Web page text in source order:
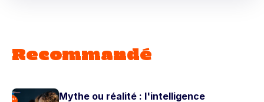
Recommandé
Mythe ou réalité : l'intelligence